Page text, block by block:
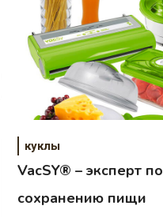
куклы
VacSY® – эксперт по
сохранению пищи